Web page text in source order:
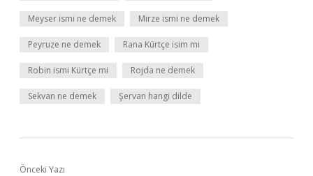
Meyser ismi ne demek Mirze ismi ne demek
Peyruze ne demek Rana Kürtçe isim mi
Robin ismi Kürtçe mi Rojda ne demek
Sekvan ne demek Şervan hangi dilde
Önceki Yazı